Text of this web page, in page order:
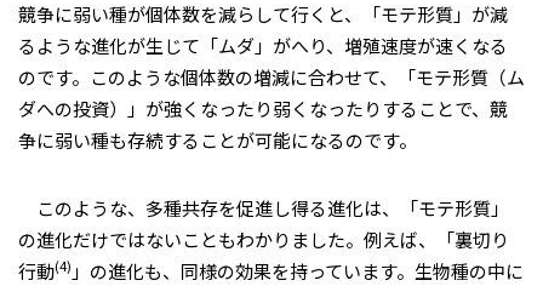
競争に弱い種が個体数を減らして行くと、「モテ形質」が減
るような進化が生じて「ムダ」がへり、増殖速度が速くなる
のです。このような個体数の増減に合わせて、「モテ形質（ム
ダへの投資）」が強くなったり弱くなったりすることで、競
争に弱い種も存続することが可能になるのです。
このような、多種共存を促進し得る進化は、「モテ形質」
の進化だけではないこともわかりました。例えば、「裏切り
行動(4) 」の進化も、同様の効果を持っています。生物種の中に